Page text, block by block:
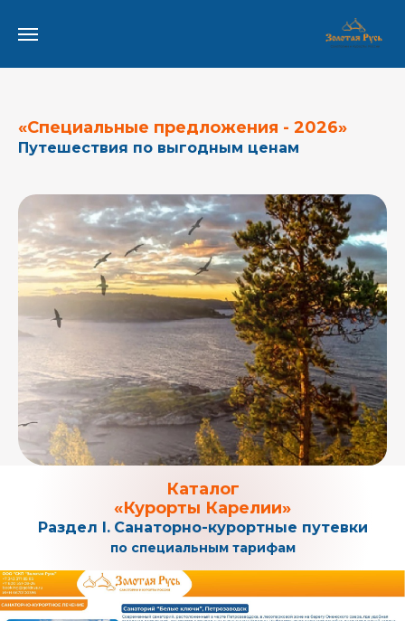
«Специальные предложения - 2026»
Путешествия по выгодным ценам
Каталог
«Курорты Карелии»
Раздел I. Санаторно-курортные путевки
по специальным тарифам